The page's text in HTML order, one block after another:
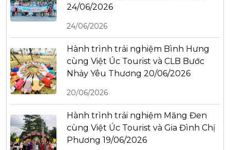
24/06/2026
24/06/2026
Hành trình trải nghiệm Bình Hưng
cùng Việt Úc Tourist và CLB Bước
Nhảy Yêu Thương 20/06/2026
20/06/2026
Hành trình trải nghiệm Măng Đen
cùng Việt Úc Tourist và Gia Đình Chị
Phương 19/06/2026